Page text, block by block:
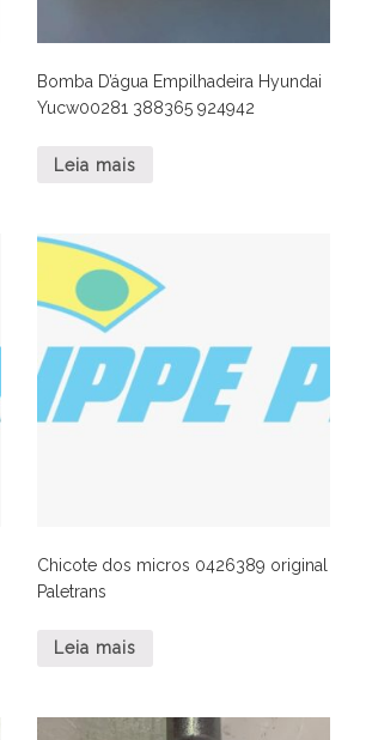
Bomba D’água Empilhadeira Hyundai
Yucw00281 388365 924942
Leia mais
Chicote dos micros 0426389 original
Paletrans
Leia mais